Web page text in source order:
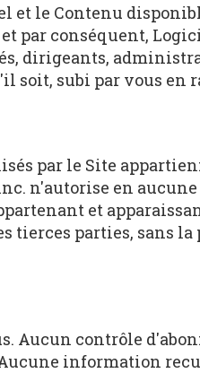
le Contenu
par conséquent,
dirigeants,
soit, subi par vous
par le Site
n'autorise en
et
tierces parties, sans
Aucun contrôle
information